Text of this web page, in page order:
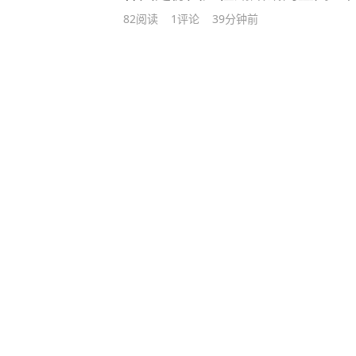
执行更加完善的内部管理准则。”在
82阅读 1评论 39分钟前